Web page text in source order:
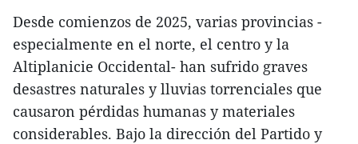
Desde comienzos de 2025, varias provincias -
especialmente en el norte, el centro y la
Altiplanicie Occidental- han sufrido graves
desastres naturales y lluvias torrenciales que
causaron pérdidas humanas y materiales
considerables. Bajo la dirección del Partido y